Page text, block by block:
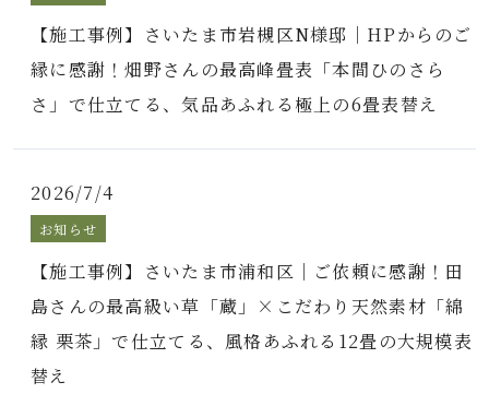
【施工事例】さいたま市岩槻区N様邸｜HPからのご
縁に感謝！畑野さんの最高峰畳表「本間ひのさら
さ」で仕立てる、気品あふれる極上の6畳表替え
2026/7/4
お知らせ
【施工事例】さいたま市浦和区｜ご依頼に感謝！田
島さんの最高級い草「蔵」×こだわり天然素材「綿
縁 栗茶」で仕立てる、風格あふれる12畳の大規模表
替え